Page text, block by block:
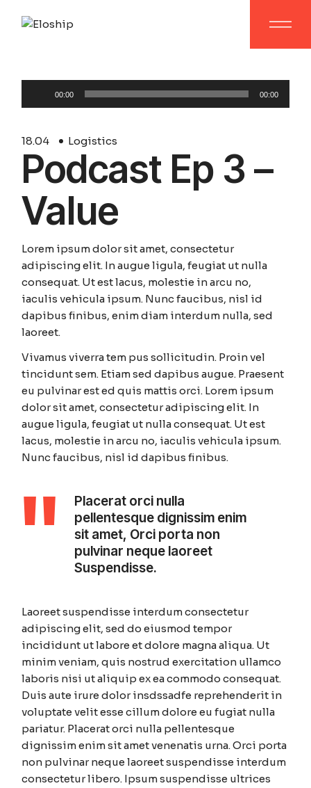
00:00 00:00
18.04 Logistics
Podcast Ep 3 –
Value
Lorem ipsum dolor sit amet, consectetur
adipiscing elit. In augue ligula, feugiat ut nulla
consequat. Ut est lacus, molestie in arcu no,
iaculis vehicula ipsum. Nunc faucibus, nisl id
dapibus finibus, enim diam interdum nulla, sed
laoreet.
Vivamus viverra tem pus sollicitudin. Proin vel
tincidunt sem. Etiam sed dapibus augue. Praesent
eu pulvinar est ed quis mattis orci. Lorem ipsum
dolor sit amet, consectetur adipiscing elit. In
augue ligula, feugiat ut nulla consequat. Ut est
lacus, molestie in arcu no, iaculis vehicula ipsum.
Nunc faucibus, nisl id dapibus finibus.
Placerat orci nulla
pellentesque dignissim enim
sit amet, Orci porta non
pulvinar neque laoreet
Suspendisse.
Laoreet suspendisse interdum consectetur
adipiscing elit, sed do eiusmod tempor
incididunt ut labore et dolore magna aliqua. Ut
minim veniam, quis nostrud exercitation ullamco
laboris nisi ut aliquip ex ea commodo consequat.
Duis aute irure dolor insdssadfe reprehenderit in
voluptate velit esse cillum dolore eu fugiat nulla
pariatur. Placerat orci nulla pellentesque
dignissim enim sit amet venenatis urna. Orci porta
non pulvinar neque laoreet suspendisse interdum
consectetur libero. Ipsum suspendisse ultrices